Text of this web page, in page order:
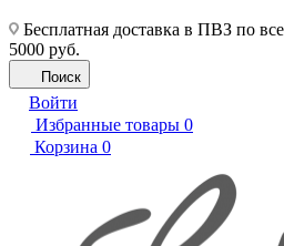
Бесплатная доставка в ПВЗ по
5000 руб.
Поиск
Войти
Избранные товары 0
Корзина 0